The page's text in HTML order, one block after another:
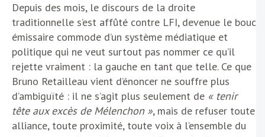
Depuis des mois, le discours de la droite
traditionnelle s’est affûté contre LFI, devenue le bouc
émissaire commode d’un système médiatique et
politique qui ne veut surtout pas nommer ce qu’il
rejette vraiment : la gauche en tant que telle. Ce que
Bruno Retailleau vient d’énoncer ne souffre plus
d’ambiguïté : il ne s’agit plus seulement de « tenir
tête aux excès de Mélenchon », mais de refuser toute
alliance, toute proximité, toute voix à l’ensemble du